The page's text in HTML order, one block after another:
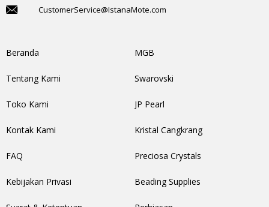
CustomerService@IstanaMote.com
Beranda
Tentang Kami
Toko Kami
Kontak Kami
FAQ
Kebijakan Privasi
MGB
Swarovski
JP Pearl
Kristal Cangkrang
Preciosa Crystals
Beading Supplies